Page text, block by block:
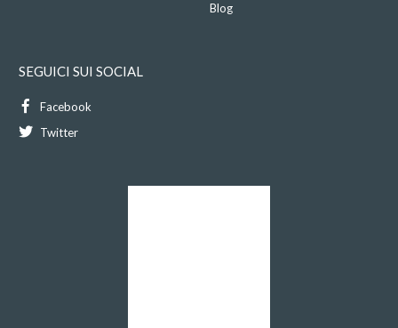
Blog
SEGUICI SUI SOCIAL
Facebook
Twitter